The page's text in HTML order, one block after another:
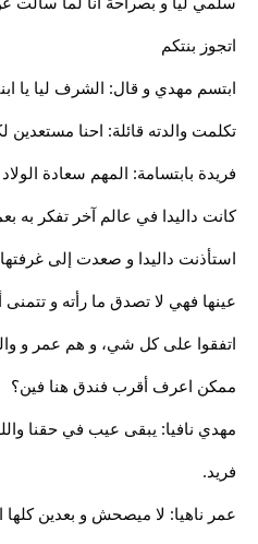
اتجوز بنتكم
ابتسم مهدي و قال: الشرف ليا يا
تكلمت والدته قائلة: احنا مستعدين
فريدة بابتسامة: المهم سعادة الولاد
كانت داليدا في عالم آخر تفكر به
استأذنت داليدا و صعدت إلى
عينها فهي لا تصدق ما رأته و
اتفقوا على كل شي، و هم عمر و
ممكن اعرف أقرب فندق هنا فين؟
مهدي نافيا: يبقى عيب في حقنا
فريد.
عمر ناهيا: لا ميصحش و بعدين